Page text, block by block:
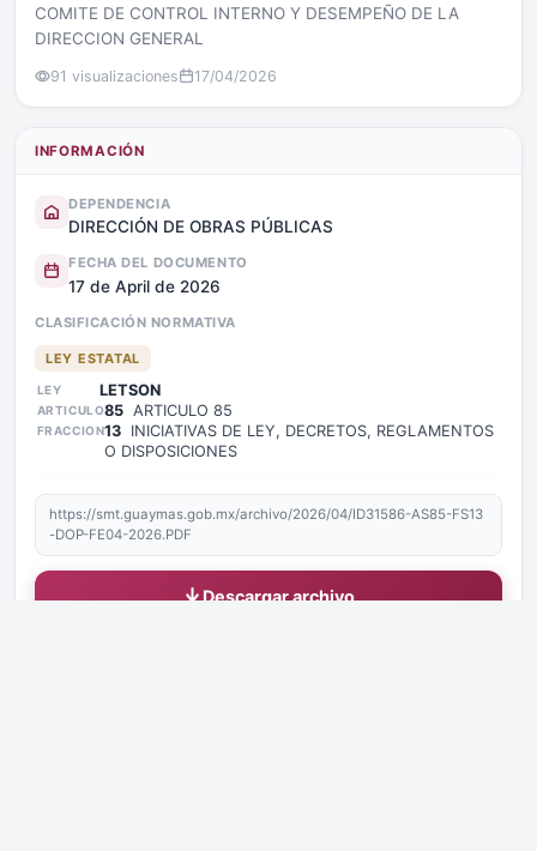
COMITE DE CONTROL INTERNO Y DESEMPEÑO DE LA
DIRECCION GENERAL
91 visualizaciones 17/04/2026
INFORMACIÓN
DEPENDENCIA
DIRECCIÓN DE OBRAS PÚBLICAS
FECHA DEL DOCUMENTO
17 de April de 2026
CLASIFICACIÓN NORMATIVA
LEY ESTATAL
LEY LETSON
ARTICULO85 ARTICULO 85
FRACCION13 INICIATIVAS DE LEY, DECRETOS, REGLAMENTOS
O DISPOSICIONES
https://smt.guaymas.gob.mx/archivo/2026/04/ID31586-AS85-FS13
-DOP-FE04-2026.PDF
Descargar archivo